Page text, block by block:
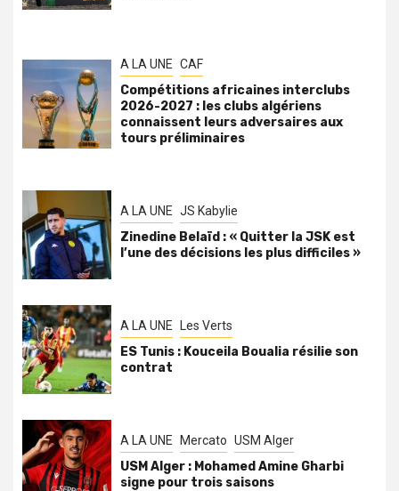
A LA UNE CAF
Compétitions africaines interclubs
2026-2027 : les clubs algériens
connaissent leurs adversaires aux
tours préliminaires
A LA UNE JS Kabylie
Zinedine Belaïd : « Quitter la JSK est
l’une des décisions les plus difficiles »
A LA UNE Les Verts
ES Tunis : Kouceila Boualia résilie son
contrat
A LA UNE Mercato USM Alger
USM Alger : Mohamed Amine Gharbi
signe pour trois saisons